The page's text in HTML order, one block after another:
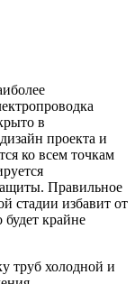
в
проекта и
ко всем точкам
Правильное
стадии избавит от
крайне
труб холодной и